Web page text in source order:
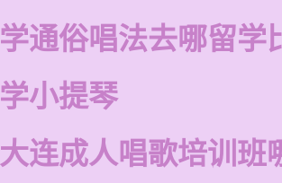
学通俗唱法去哪留学
学小提琴
大连成人唱歌培训班